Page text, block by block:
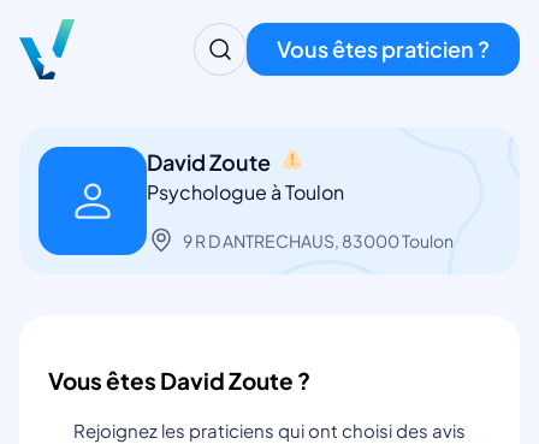
Vous êtes praticien ?
David Zoute
Psychologue à Toulon
9 R D ANTRECHAUS, 83000 Toulon
Vous êtes David Zoute ?
Rejoignez les praticiens qui ont choisi des avis